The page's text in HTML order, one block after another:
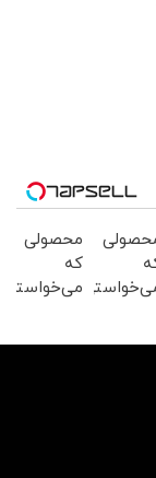
محصولی
که
می‌خواستی